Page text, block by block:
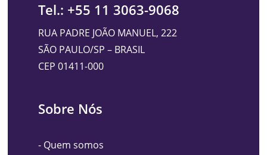
Tel.: +55 11 3063-9068
RUA PADRE JOÃO MANUEL, 222
SÃO PAULO/SP – BRASIL
CEP 01411-000
Sobre Nós
- Quem somos